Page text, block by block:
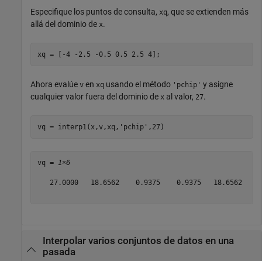
Especifique los puntos de consulta, xq, que se extienden más
allá del dominio de x.
xq = [-4 -2.5 -0.5 0.5 2.5 4];
Ahora evalúe v en xq usando el método 'pchip' y asigne
cualquier valor fuera del dominio de x al valor, 27.
vq = interp1(x,v,xq, 'pchip' ,27)
vq = 1×6
27.0000   18.6562    0.9375    0.9375   18.6562
Interpolar varios conjuntos de datos en una
pasada